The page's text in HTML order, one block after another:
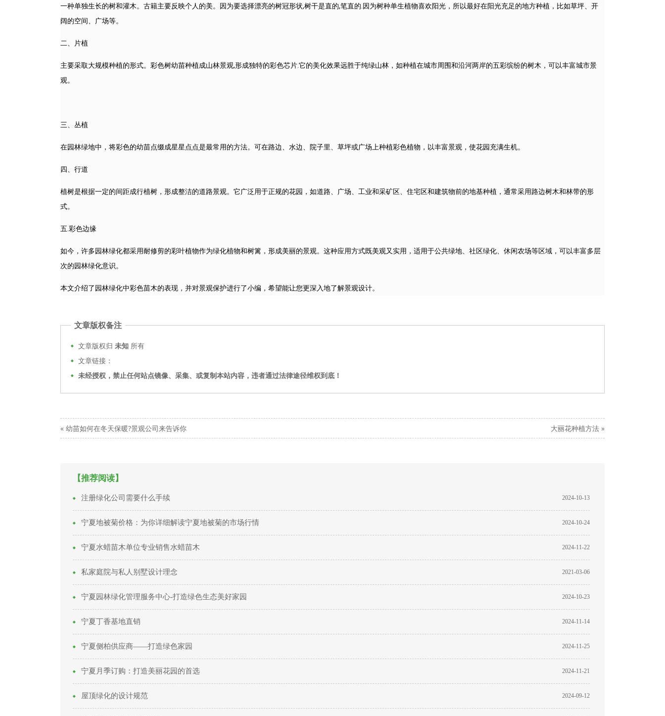
一种单独生长的树和灌木。古籍主要反映个人的美。因为要选择漂亮的树冠形状,树干是直的,笔直的.因为树种单生植物喜欢阳光，所以最好在阳光充足的地方种植，比如草坪、开
阔的空间、广场等。
二、片植
主要采取大规模种植的形式。彩色树幼苗种植成山林景观,形成独特的彩色芯片.它的美化效果远胜于纯绿山林，如种植在城市周围和沿河两岸的五彩缤纷的树木，可以丰富城市景
观。
三、丛植
在园林绿地中，将彩色的幼苗点缀成星星点点是最常用的方法。可在路边、水边、院子里、草坪或广场上种植彩色植物，以丰富景观，使花园充满生机。
四、行道
植树是根据一定的间距成行植树，形成整洁的道路景观。它广泛用于正规的花园，如道路、广场、工业和采矿区、住宅区和建筑物前的地基种植，通常采用路边树木和林带的形
式。
五.彩色边缘
如今，许多园林绿化都采用耐修剪的彩叶植物作为绿化植物和树篱，形成美丽的景观。这种应用方式既美观又实用，适用于公共绿地、社区绿化、休闲农场等区域，可以丰富多层
次的园林绿化意识。
本文介绍了园林绿化中彩色苗木的表现，并对景观保护进行了小编，希望能让您更深入地了解景观设计。
文章版权备注
文章版权归 未知 所有
文章链接：
未经授权，禁止任何站点镜像、采集、或复制本站内容，违者通过法律途径维权到底！
« 幼苗如何在冬天保暖?景观公司来告诉你 大丽花种植方法 »
【推荐阅读】
2024-10-13
注册绿化公司需要什么手续
2024-10-24
宁夏地被菊价格：为你详细解读宁夏地被菊的市场行情
2024-11-22
宁夏水蜡苗木单位专业销售水蜡苗木
2021-03-06
私家庭院与私人别墅设计理念
2024-10-23
宁夏园林绿化管理服务中心-打造绿色生态美好家园
2024-11-14
宁夏丁香基地直销
2024-11-25
宁夏侧柏供应商——打造绿色家园
2024-11-21
宁夏月季订购：打造美丽花园的首选
2024-09-12
屋顶绿化的设计规范